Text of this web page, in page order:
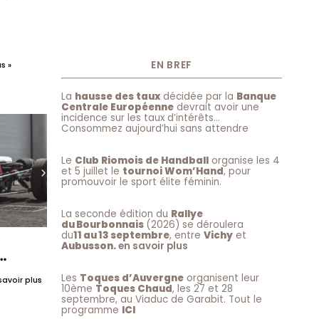
»
plus
EN BREF
La hausse des taux décidée par la Banque
Centrale Européenne devrait avoir une
incidence sur les taux d’intérêts…
Consommez aujourd’hui sans attendre
Le Club Riomois de Handball organise les 4
et 5 juillet le tournoi Wom’Hand, pour
promouvoir le sport élite féminin.
La seconde édition du Rallye
du Bourbonnais (2026) se déroulera
du11 au 13 septembre, entre Vichy et
Aubusson.en savoir plus
Les Toques d’Auvergne organisent leur
10ème Toques Chaud, les 27 et 28
septembre, au Viaduc de Garabit. Tout le
programme ICI